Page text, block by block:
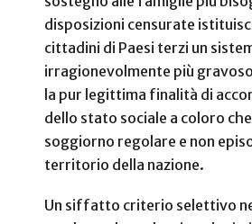
disposizioni censurate
cittadini di Paesi terzi un
irragionevolmente più
la pur legittima finalità di
dello stato sociale a coloro
soggiorno regolare e non
territorio della nazione.
Un siffatto criterio selettivo